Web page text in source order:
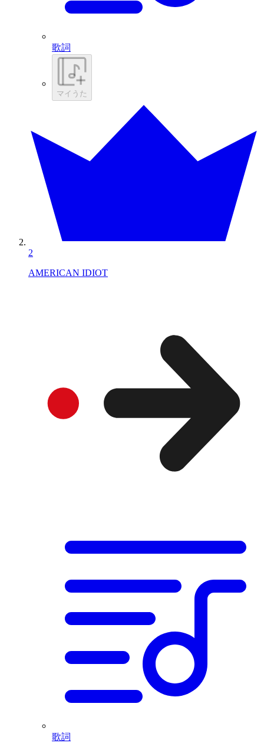
歌詞
マイうた
2
AMERICAN IDIOT
歌詞